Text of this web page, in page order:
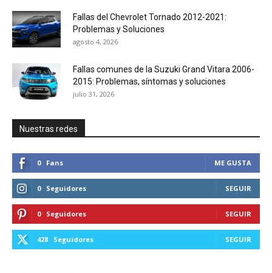
Fallas del Chevrolet Tornado 2012-2021:
Problemas y Soluciones
agosto 4, 2026
Fallas comunes de la Suzuki Grand Vitara 2006-
2015: Problemas, síntomas y soluciones
julio 31, 2026
Nuestras redes
0 Fans ME GUSTA
0 Seguidores SEGUIR
0 Seguidores SEGUIR
428 Seguidores SEGUIR